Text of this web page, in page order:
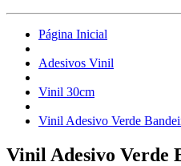
Página Inicial
Adesivos Vinil
Vinil 30cm
Vinil Adesivo Verde
Vinil Adesivo Verde